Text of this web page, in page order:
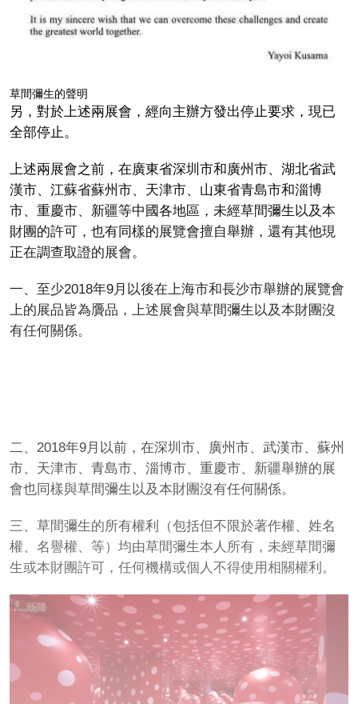
草間彌生的聲明
另，對於上述兩展會，經向主辦方發出停止要求，現已
全部停止。
上述兩展會之前，在廣東省深圳市和廣州市、湖北省武
漢市、江蘇省蘇州市、天津市、山東省青島市和淄博
市、重慶市、新疆等中國各地區，未經草間彌生以及本
財團的許可，也有同樣的展覽會擅自舉辦，還有其他現
正在調查取證的展會。
一、至少2018年9月以後在上海市和長沙市舉辦的展覽會
上的展品皆為贗品，上述展會與草間彌生以及本財團沒
有任何關係。
二、2018年9月以前，在深圳市、廣州市、武漢市、蘇州
市、天津市、青島市、淄博市、重慶市、新疆舉辦的展
會也同樣與草間彌生以及本財團沒有任何關係。
三、草間彌生的所有權利（包括但不限於著作權、姓名
權、名譽權、等）均由草間彌生本人所有，未經草間彌
生或本財團許可，任何機構或個人不得使用相關權利。